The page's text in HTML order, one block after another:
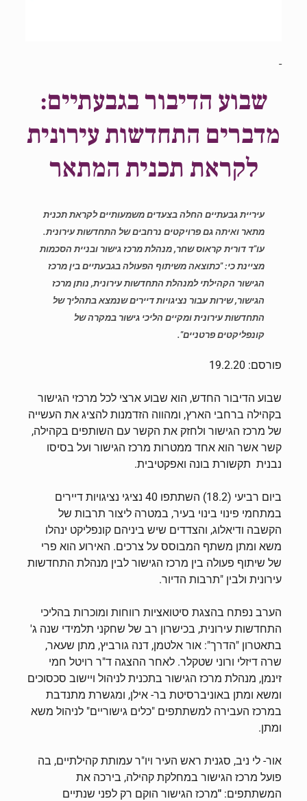
שבוע הדיבור בגבעתיים:
מדברים התחדשות עירונית
לקראת תכנית המתאר
עיריית גבעתיים החלה בצעדים משמעותיים לקראת תכנית
מתאר ואיתה גם פרויקטים נרחבים של התחדשות עירונית.
עו"ד דורית קראוס שחר, מנהלת מרכז גישור ובניית הסכמות
מציינת כי: "כתוצאה משיתוף הפעולה בגבעתיים בין מרכז
הגישור הקהילתי למנהלת התחדשות עירונית, נותן מרכז
הגישור, שירות עבור נציגויות דיירים שנמצא בתהליך של
התחדשות עירונית ומקיים הליכי גישור במקרה של
קונפליקטים פרטניים".
פורסם: 19.2.20
שבוע הדיבור החדש, הוא שבוע ארצי לכל מרכזי הגישור
בקהילה ברחבי הארץ, ומהווה הזדמנות להציג את העשייה
של מרכז הגישור ולחזק את הקשר עם השותפים בקהילה,
קשר אשר הוא אחד ממטרות מרכז הגישור ועל בסיסו
נבנית תקשורת בונה ואפקטיבית.
ביום רביעי (18.2) השתתפו 40 נציגי נציגויות דיירים
במתחמי פינוי בינוי בעיר, במטרה ליצור תרבות של
הקשבה ודיאלוג, והצדדים שיש ביניהם קונפליקט ינהלו
משא ומתן משתף המבוסס על צרכים. האירוע הוא פרי
של שיתוף פעולה בין מרכז הגישור לבין מנהלת התחדשות
עירונית ולבין "תרבות הדיור.
הערב נפתח בהצגת סיטואציות רווחות ומוכרות בהליכי
התחדשות עירונית, בכישרון רב של שחקני תלמידי שנה ג'
בתאטרון "הדרך": אור אלטמן, דנה גורביץ, מתן שעאר,
שרה דיזלי ורוני שטקלר. לאחר ההצגה ד"ר רויטל חמי
זינמן, מנהלת מרכז הגישור בתכנית לניהול ויישוב סכסוכים
ומשא ומתן באוניברסיטת בר- אילן, ומגשרת מתנדבת
במרכז העבירה למשתתפים "כלים גישוריים" לניהול משא
ומתן.
אור- לי ניב, סגנית ראש העיר ויו"ר עמותת קהילתיים, בה
פועל מרכז הגישור במחלקת קהילה, בירכה את
המשתתפים: "מרכז הגישור הוקם רק לפני שנתיים